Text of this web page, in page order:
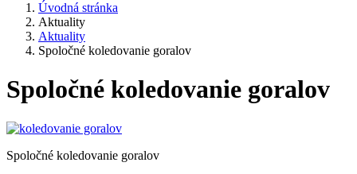
Úvodná stránka
Aktuality
Aktuality
Spoločné koledovanie goralov
Spoločné koledovanie goralov
Spoločné koledovanie goralov